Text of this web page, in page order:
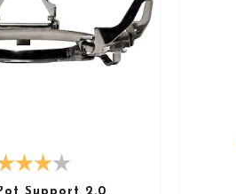
Support 2.0